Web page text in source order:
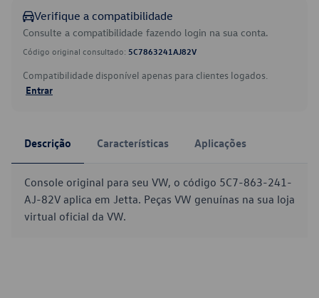
Verifique a compatibilidade
Consulte a compatibilidade fazendo login na sua conta.
Código original consultado: 5C7863241AJ82V
Compatibilidade disponível apenas para clientes logados.
Entrar
Descrição Características Aplicações
Console original para seu VW, o código 5C7-863-241-
AJ-82V aplica em Jetta. Peças VW genuínas na sua loja
virtual oficial da VW.